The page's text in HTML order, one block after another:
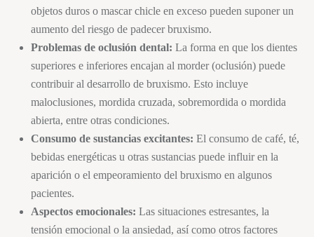
objetos duros o mascar chicle en exceso pueden suponer un
aumento del riesgo de padecerbruxismo.
Problemas de oclusión dental: La forma en que los dientes
superiores e inferiores encajan al morder (oclusión) puede
contribuir al desarrollo de bruxismo. Esto incluye
maloclusiones, mordida cruzada, sobremordida o mordida
abierta, entre otras condiciones.
Consumo de sustancias excitantes: El consumo de café, té,
bebidas energéticas u otras sustancias puede influir en la
aparición o el empeoramiento del bruxismo en algunos
pacientes.
Aspectos emocionales: Las situaciones estresantes, la
tensión emocional o la ansiedad, así como otros factores